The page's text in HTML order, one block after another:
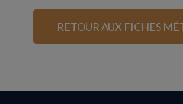
RETOUR AUX FICHES